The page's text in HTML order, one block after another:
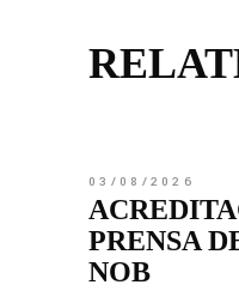
03/08/2026
PRENSA
NOB